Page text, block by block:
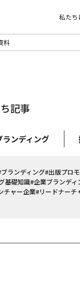
私たち
料
記事
ランディング
ランディング#出版プロ
基礎知識#企業ブランディ
チャー企業#リードナーチ